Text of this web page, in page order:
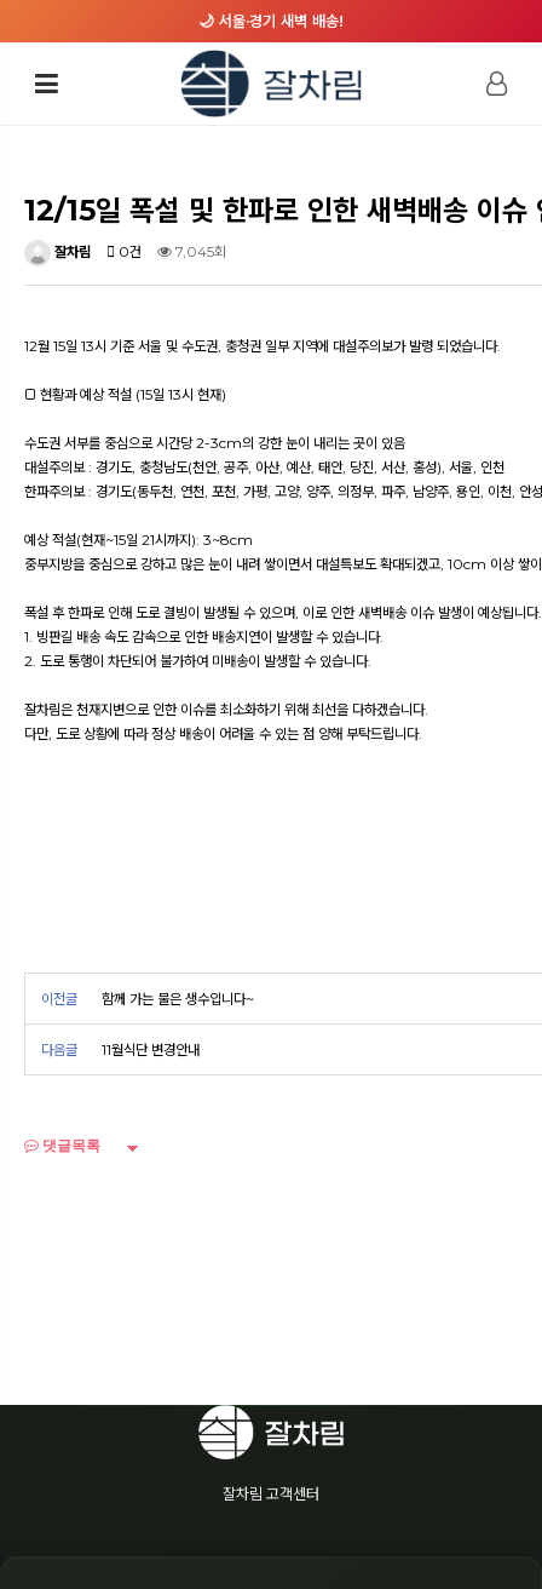
🌙 서울·경기 새벽 배송!
12/15일 폭설 및 한파로 인한 새벽배송 이슈
잘차림 0건 7,045회
12월 15일 13시 기준 서울 및 수도권, 충청권 일부 지역에 대설주의보가 발령 되었습니다.
□ 현황과 예상 적설 (15일 13시 현재)
수도권 서부를 중심으로 시간당 2-3cm의 강한 눈이 내리는 곳이 있음
대설주의보 : 경기도, 충청남도(천안, 공주, 아산, 예산, 태안, 당진, 서산, 홍성), 서울, 인천
한파주의보 : 경기도(동두천, 연천, 포천, 가평, 고양, 양주, 의정부, 파주, 남양주, 용인, 이천, 안
예상 적설(현재~15일 21시까지): 3~8cm
중부지방을 중심으로 강하고 많은 눈이 내려 쌓이면서 대설특보도 확대되겠고, 10cm 이상 쌓
폭설 후 한파로 인해 도로 결빙이 발생될 수 있으며, 이로 인한 새벽배송 이슈 발생이 예상됩니다.
1. 빙판길 배송 속도 감속으로 인한 배송지연이 발생할 수 있습니다.
2. 도로 통행이 차단되어 불가하여 미배송이 발생할 수 있습니다.
잘차림은 천재지변으로 인한 이슈를 최소화하기 위해 최선을 다하겠습니다.
다만, 도로 상황에 따라 정상 배송이 어려울 수 있는 점 양해 부탁드립니다.
이전글 함께 가는 물은 생수입니다~
다음글 11월식단 변경안내
댓글목록
잘차림 고객센터